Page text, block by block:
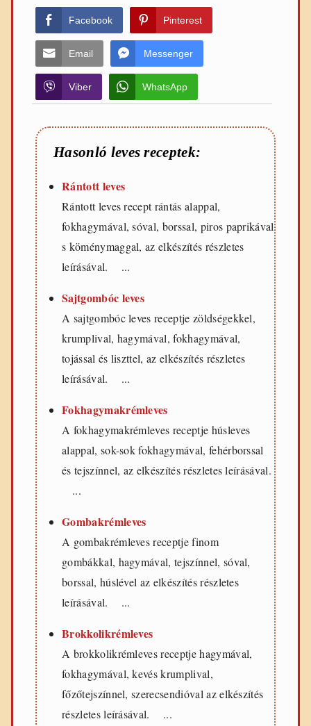
Facebook Pinterest
Email Messenger
Viber WhatsApp
Hasonló leves receptek:
Rántott leves
Rántott leves recept rántás alappal,
fokhagymával, sóval, borssal, piros paprikával
s köménymaggal, az elkészítés részletes
leírásával. ...
Sajtgombóc leves
A sajtgombóc leves receptje zöldségekkel,
krumplival, hagymával, fokhagymával,
tojással és liszttel, az elkészítés részletes
leírásával. ...
Fokhagymakrémleves
A fokhagymakrémleves receptje húsleves
alappal, sok-sok fokhagymával, fehérborssal
és tejszínnel, az elkészítés részletes leírásával.
...
Gombakrémleves
A gombakrémleves receptje finom
gombákkal, hagymával, tejszínnel, sóval,
borssal, húslével az elkészítés részletes
leírásával. ...
Brokkolikrémleves
A brokkolikrémleves receptje hagymával,
fokhagymával, kevés krumplival,
főzőtejszínnel, szerecsendióval az elkészítés
részletes leírásával. ...